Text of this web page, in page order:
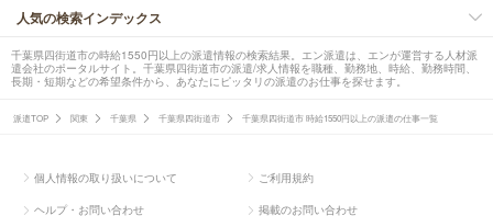
人気の検索インデックス
千葉県四街道市の時給1550円以上の派遣情報の検索結果。エン派遣は、エンが運営する人材派
遣会社のポータルサイト。千葉県四街道市の派遣/求人情報を職種、勤務地、時給、勤務時間、
長期・短期などの希望条件から、あなたにピッタリの派遣のお仕事を探せます。
派遣TOP 関東 千葉県 千葉県四街道市 千葉県四街道市 時給1550円以上の派遣の仕事一覧
個人情報の取り扱いについて ご利用規約
ヘルプ・お問い合わせ 掲載のお問い合わせ